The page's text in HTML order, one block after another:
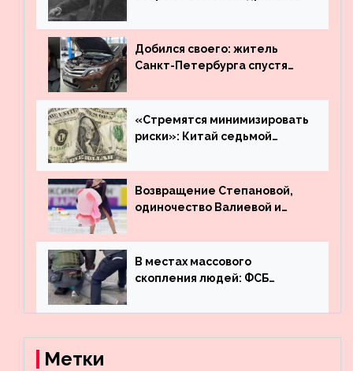
Добился своего: житель
Санкт-Петербурга спустя
угнанную в Казахстан
машину
«Стремятся минимизировать
риски»: Китай седьмой
деньги из американского
госдолга
Возвращение Степановой,
одиночество Валиевой и
что обсуждают в мире
фигурного катания
В местах массового
скопления людей: ФСБ
террористов, планировавших
Метки